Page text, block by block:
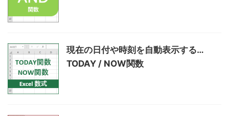
現在の日付や時刻を自動表示する…
TODAY / NOW関数